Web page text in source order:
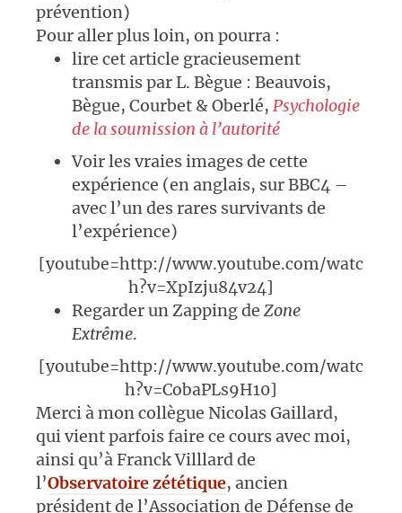
prévention)
Pour aller plus loin, on pourra :
lire cet article gracieusement
transmis par L. Bègue : Beauvois,
Bègue, Courbet & Oberlé, Psychologie
de la soumission à l’autorité
Voir les vraies images de cette
expérience (en anglais, sur BBC4 –
avec l’un des rares survivants de
l’expérience)
[youtube=http://www.youtube.com/watc
h?v=XpIzju84v24]
Regarder un Zapping de Zone
Extrême.
[youtube=http://www.youtube.com/watc
h?v=CobaPLs9H10]
Merci à mon collègue Nicolas Gaillard,
qui vient parfois faire ce cours avec moi,
ainsi qu’à Franck Villlard de
l’Observatoire zététique, ancien
président de l’Association de Défense de